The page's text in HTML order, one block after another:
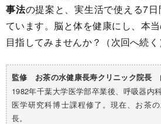
事法の提案と、実生活で使える7
ています。脳と体を健康にし、本
目指してみませんか？（次回へ続く
監修 お茶の水健康長寿クリニック院長
1982年千葉大学医学部卒業後、呼吸器内
医学研究科博士課程修了。現在、お茶
長。